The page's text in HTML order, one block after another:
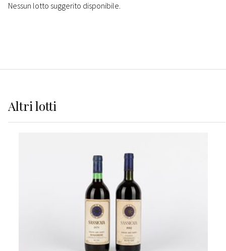
Nessun lotto suggerito disponibile.
Altrilotti